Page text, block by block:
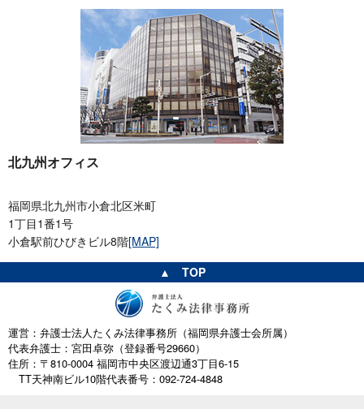
北九州オフィス
福岡県北九州市小倉北区米町
1丁目1番1号
小倉駅前ひびきビル8階[MAP]
▲ TOP
運営：弁護士法人たくみ法律事務所（福岡県弁護士会所属）
代表弁護士：宮田卓弥（登録番号29660）
住所：〒810-0004 福岡市中央区渡辺通3丁目6-15
TT天神南ビル10階代表番号：092-724-4848